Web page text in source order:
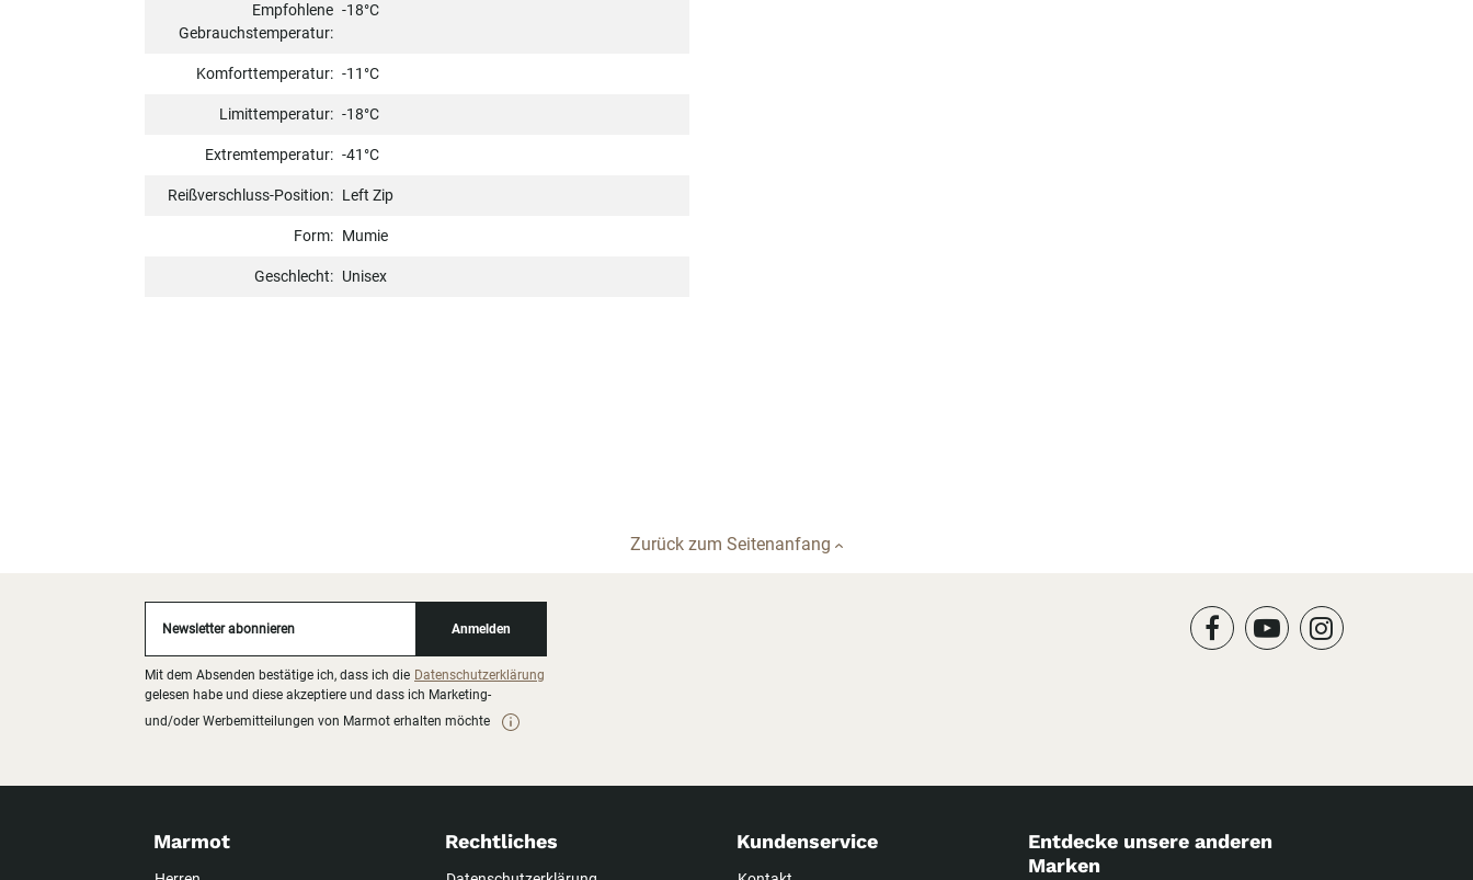
Empfohlene
Gebrauchstemperatur:
-18°C
Komforttemperatur: -11°C
Limittemperatur: -18°C
Extremtemperatur: -41°C
Reißverschluss-Position: Left Zip
Form: Mumie
Geschlecht: Unisex
Zurück zum Seitenanfang
Newsletter abonnieren Anmelden
Mit dem Absenden bestätige ich, dass ich die Datenschutzerklärung
gelesen habe und diese akzeptiere und dass ich Marketing-
und/oder Werbemitteilungen von Marmot erhalten möchte
Marmot Rechtliches Kundenservice
Entdecke unsere anderen
Marken